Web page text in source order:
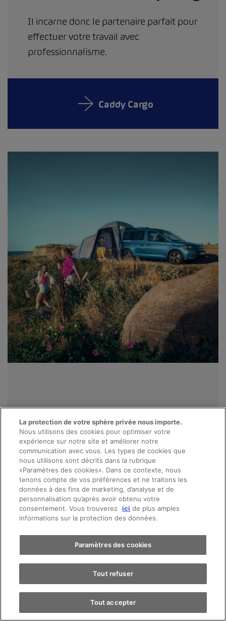
Il incarne donc le partenaire parfait pour
effectuer votre travail avec
professionnalisme.
Caddy Cargo
Le nouveau Caddy
California
Pour les aventuriers du voyage
Caddy California
Prendre rendez-vous
Essai sur route
Trouver une voiture
La protection de votre sphère privée nous importe.
Nous utilisons des cookies pour optimiser votre
expérience sur notre site et améliorer notre
communication avec vous. Les types de cookies que
nous utilisons sont décrits dans la rubrique
«Paramètres des cookies». Dans ce contexte, nous
tenons compte de vos préférences et ne traitons les
données à des fins de marketing, d’analyse et de
personnalisation qu’après avoir obtenu votre
consentement. Vous trouverez ici de plus amples
informations sur la protection des données.
Paramètres des cookies
Tout refuser
Tout accepter